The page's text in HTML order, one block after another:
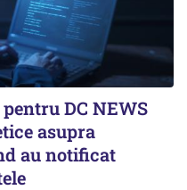
DC NEWS
asupra
au notificat